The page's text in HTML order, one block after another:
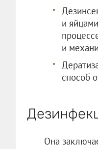
и
и
способ
Она